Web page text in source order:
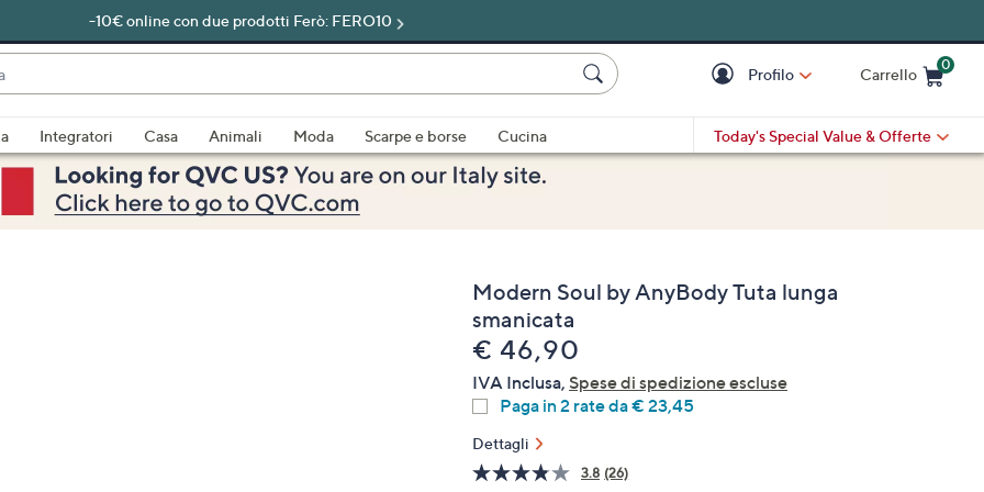
-10€ online con due prodotti Ferò: FERO10
Profilo Carrello
0
Integratori Casa Animali Moda Scarpe e borse
Cucina
Today's Special Value & Offerte
Modern Soul by AnyBody Tuta lunga
smanicata
eliminato
€ 46,90
IVA Inclusa, Spese di spedizione escluse
Paga in 2 rate da € 23,45
Dettagli
3.8 Leggi
(26)